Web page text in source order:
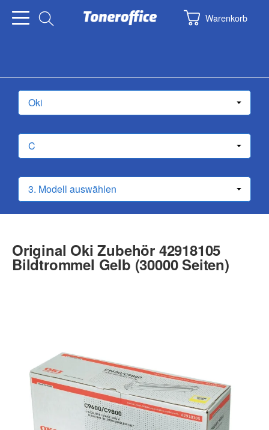
Warenkorb
Original Oki Zubehör 42918105
Bildtrommel Gelb (30000 Seiten)